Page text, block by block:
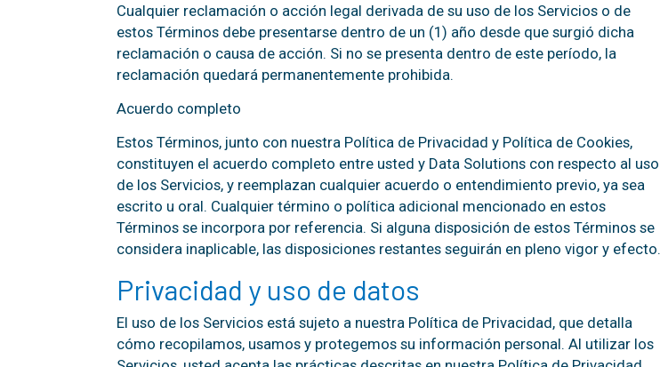
Cualquier reclamación o acción legal derivada de su uso de los Servicios o de
estos Términos debe presentarse dentro de un (1) año desde que surgió dicha
reclamación o causa de acción. Si no se presenta dentro de este período, la
reclamación quedará permanentemente prohibida.
Acuerdo completo
Estos Términos, junto con nuestra Política de Privacidad y Política de Cookies,
constituyen el acuerdo completo entre usted y Data Solutions con respecto al uso
de los Servicios, y reemplazan cualquier acuerdo o entendimiento previo, ya sea
escrito u oral. Cualquier término o política adicional mencionado en estos
Términos se incorpora por referencia. Si alguna disposición de estos Términos se
considera inaplicable, las disposiciones restantes seguirán en pleno vigor y efecto.
Privacidad y uso de datos
El uso de los Servicios está sujeto a nuestra Política de Privacidad, que detalla
cómo recopilamos, usamos y protegemos su información personal. Al utilizar los